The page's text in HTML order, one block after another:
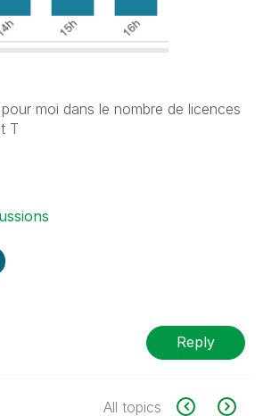
moi dans le nombre de licences
T
Reply
All topics